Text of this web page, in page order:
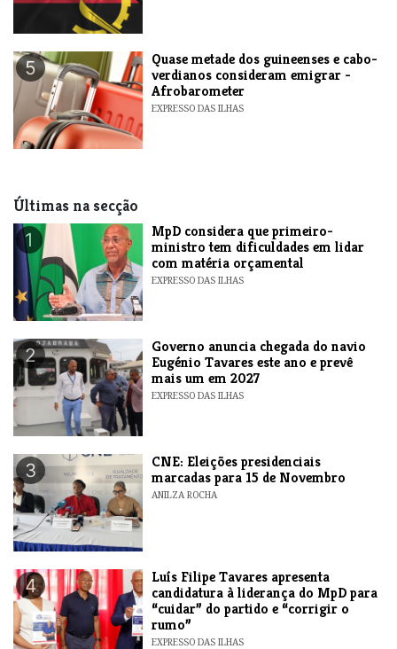
5
Quase metade dos guineenses e cabo-
verdianos consideram emigrar -
Afrobarometer
EXPRESSO DAS ILHAS
Últimas na secção
1
MpD considera que primeiro-
ministro tem dificuldades em lidar
com matéria orçamental
EXPRESSO DAS ILHAS
2
Governo anuncia chegada do navio
Eugénio Tavares este ano e prevê
mais um em 2027
EXPRESSO DAS ILHAS
3
CNE: Eleições presidenciais
marcadas para 15 de Novembro
ANILZA ROCHA
4
Luís Filipe Tavares apresenta
candidatura à liderança do MpD para
“cuidar” do partido e “corrigir o
rumo”
EXPRESSO DAS ILHAS